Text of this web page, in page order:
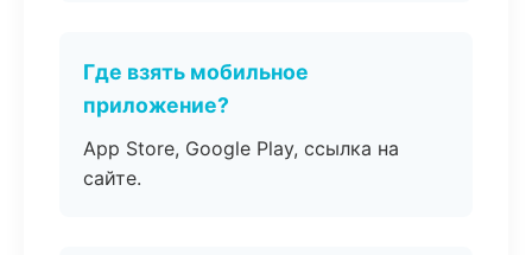
Где взять мобильное
приложение?
App Store, Google Play, ссылка на
сайте.